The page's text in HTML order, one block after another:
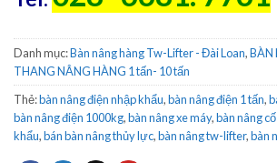
Danh mục:Bàn nâng hàng Tw-Lifter - Đài Loan,BÀN
THANG NÂNG HÀNG 1 tấn- 10 tấn
Thẻ:bàn nâng điện nhập khẩu,bàn nâng điện 1 tấn,
bàn nâng điện 1000kg,bàn nâng xe máy,bàn nâng
khẩu,bán bàn nâng thủy lực,bàn nâng tw-lifter,bàn